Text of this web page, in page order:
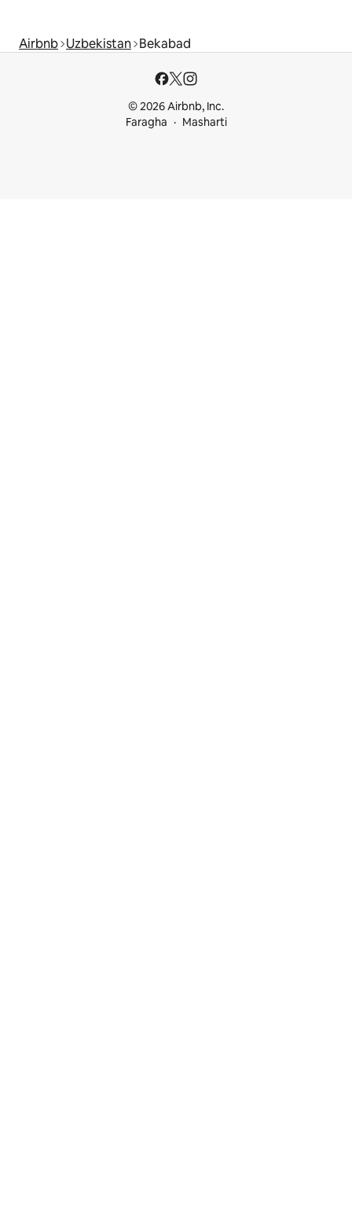
Airbnb Uzbekistan Bekabad
© 2026 Airbnb, Inc.
Faragha
Masharti